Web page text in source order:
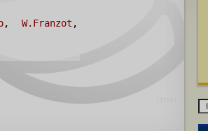
, W.Franzot ,